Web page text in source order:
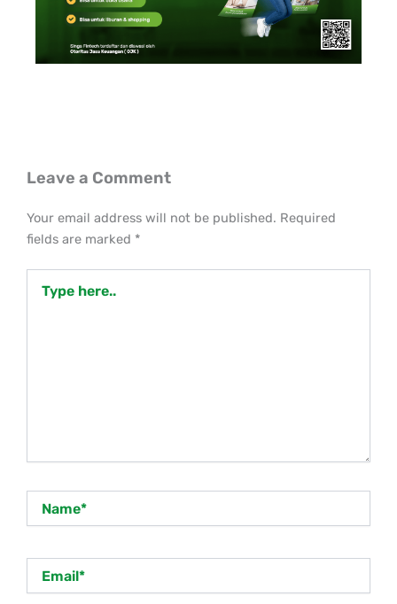
Leave a Comment
Your email address will not be published. Required
fields are marked *
here..